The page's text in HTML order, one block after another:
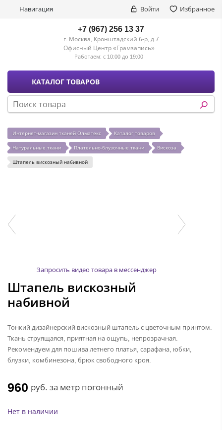
Навигация Войти Избранное
+7 (967) 256 13 37
г. Москва, Кронштадский б-р, д.7
Офисный Центр «Грамзапись»
Работаем: с 10:00 до 19:00
КАТАЛОГ ТОВАРОВ
Интернет-магазин тканей Олматекс Каталог товаров
Натуральные ткани Плательно-блузочные ткани Вискоза
Штапель вискозный набивной
Запросить видео товара в мессенджер
Штапель вискозный
набивной
Тонкий дизайнерский вискозный штапель с цветочным принтом.
Ткань струящаяся, приятная на ощупь, непрозрачная.
Рекомендуем для пошива летнего платья, сарафана, юбки,
блузки, комбинезона, брюк свободного кроя.
960 руб. за метр погонный
Нет в наличии